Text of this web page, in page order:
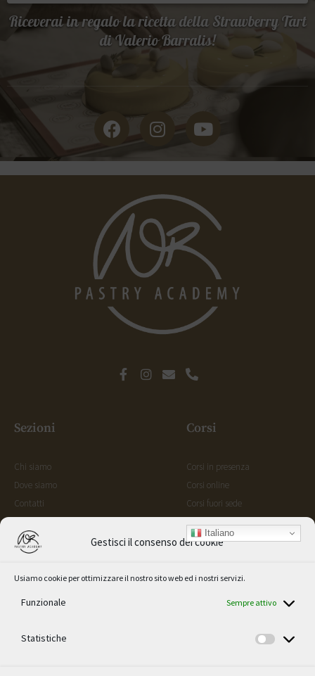
Gestisci il consenso dei cookie
Usiamo cookie per ottimizzare il nostro sito web ed i nostri servizi.
Funzionale Sempre attivo
Statistiche
Riceverai in regalo la ricetta della Strawberry Tart
di Valerio Barralis!
Sezioni
Chi siamo
Dove siamo
Contatti
Corsi
Corsi in presenza
Corsi online
Corsi fuori sede
Shop
Catalogo corsi online
Italiano